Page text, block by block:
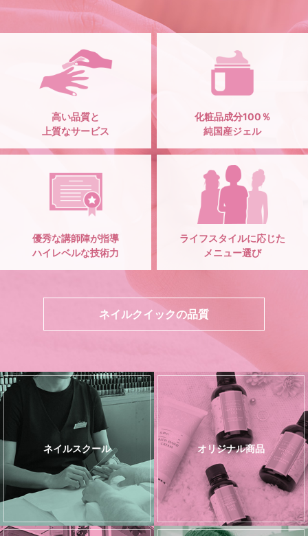
高い品質と
上質なサービス
化粧品成分100％
純国産ジェル
優秀な講師陣が指導
ハイレベルな技術力
ライフスタイルに応じた
メニュー選び
ネイルクイックの品質
ネイルスクール オリジナル商品